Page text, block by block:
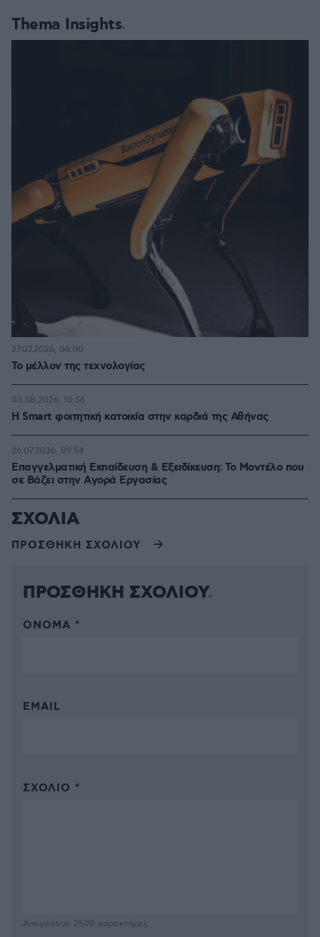
Thema Insights
Το μέλλον της τεχνολογίας
27.07.2026, 06:00
Η Smart φοιτητική κατοικία στην καρδιά της Αθήνας
03.08.2026, 10:56
Επαγγελματική Εκπαίδευση & Εξειδίκευση: Το Mοντέλο που
σε Bάζει στην Aγορά Eργασίας
26.07.2026, 09:54
ΣΧΟΛΙΑ
ΠΡΟΣΘΗΚΗ ΣΧΟΛΙΟΥ
ΠΡΟΣΘΗΚΗ ΣΧΟΛΙΟΥ
ΌΝΟΜΑ *
EMAIL
ΣΧΌΛΙΟ *
Απομένουν 2500 χαρακτήρες